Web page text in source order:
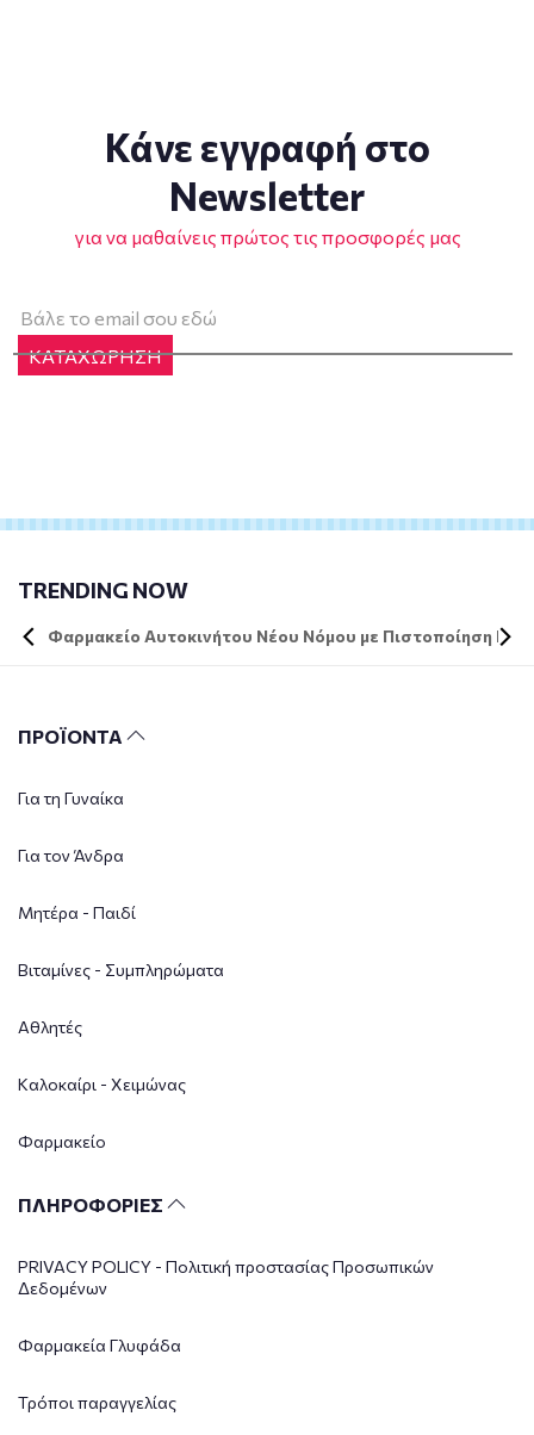
Κάνε εγγραφή στο
Newsletter
για να μαθαίνεις πρώτος τις προσφορές μας
ΚΑΤΑΧΩΡΗΣΗ
TRENDING NOW
Φαρμακείο Αυτοκινήτου Νέου Νόμου με Πιστοποίηση DIN
ΠΡΟΪΟΝΤΑ
Για τη Γυναίκα
Για τον Άνδρα
Μητέρα - Παιδί
Βιταμίνες - Συμπληρώματα
Αθλητές
Καλοκαίρι - Χειμώνας
Φαρμακείο
ΠΛΗΡΟΦΟΡΙΕΣ
PRIVACY POLICY - Πολιτική προστασίας Προσωπικών
Δεδομένων
Φαρμακεία Γλυφάδα
Τρόποι παραγγελίας